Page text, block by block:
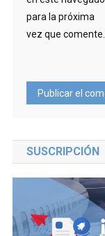
para la próxima
vez que comente.
SUSCRIPCIÓN